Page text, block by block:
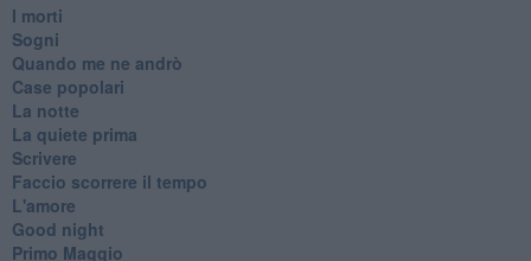
I morti
Sogni
Quando me ne andrò
Case popolari
La notte
La quiete prima
Scrivere
Faccio scorrere il tempo
L'amore
Good night
Primo Maggio